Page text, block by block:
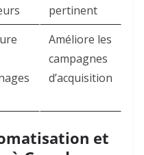
pertinent
Améliore les
campagnes
d’acquisition
et